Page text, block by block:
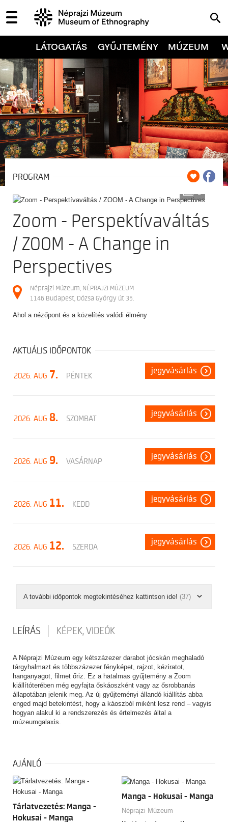
LÁTOGATÁS GYŰJTEMÉNY MÚZEUM
PROGRAM
3
Zoom - Perspektívaváltás
/ ZOOM - A Change in
Perspectives
Néprajzi Múzeum, NÉPRAJZI MÚZEUM
1146 Budapest, Dózsa György út 35.
Ahol a nézőpont és a közelítés valódi élmény
AKTUÁLIS IDŐPONTOK
2026. AUG 7. PÉNTEK
jegyvásárlás
2026. AUG 8. SZOMBAT
jegyvásárlás
2026. AUG 9. VASÁRNAP
jegyvásárlás
2026. AUG 11. KEDD
jegyvásárlás
2026. AUG 12. SZERDA
jegyvásárlás
A további időpontok megtekintéséhez kattintson ide! (37)
LEÍRÁS KÉPEK, VIDEÓK
A Néprajzi Múzeum egy kétszázezer darabot jócskán meghaladó
tárgyhalmazt és többszázezer fényképet, rajzot, kéziratot,
hanganyagot, filmet őriz. Ez a hatalmas gyűjtemény a Zoom
kiállítóterében még egyfajta őskáoszként vagy az ősrobbanás
állapotában jelenik meg. Az új gyűjteményi állandó kiállítás abba
enged majd betekintést, hogy a káoszból miként lesz rend – vagyis
hogyan alakul ki a rendszerezés és értelmezés által a
múzeumgalaxis.
AJÁNLÓ
Tárlatvezetés: Manga -
Hokusai - Manga
Manga - Hokusai - Manga
Néprajzi Múzeum